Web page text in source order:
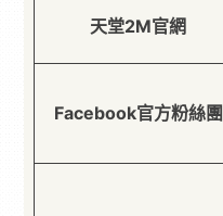
天堂2M官網
Facebook官方粉絲團